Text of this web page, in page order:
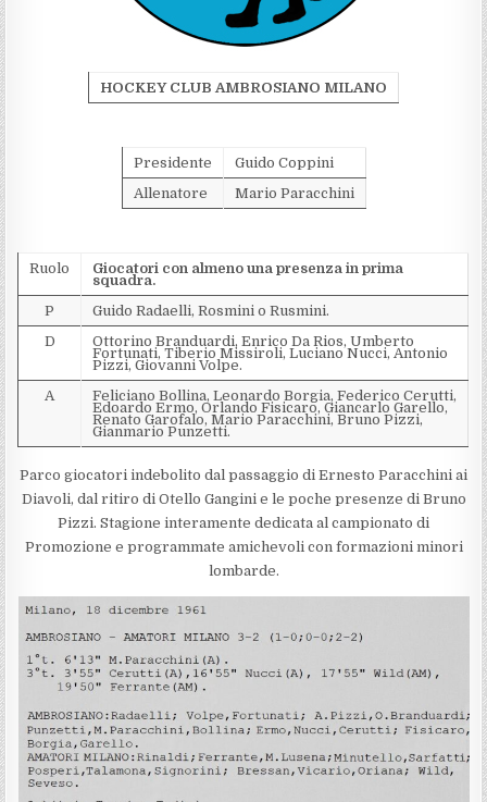
HOCKEY CLUB AMBROSIANO MILANO
Presidente
Guido Coppini
Allenatore
Mario Paracchini
Ruolo Giocatori con almeno una presenza in prima
squadra.
P
Guido Radaelli, Rosmini o Rusmini.
D
Ottorino Branduardi, Enrico Da Rios, Umberto
Fortunati, Tiberio Missiroli, Luciano Nucci, Antonio
Pizzi, Giovanni Volpe.
A
Feliciano Bollina, Leonardo Borgia, Federico Cerutti,
Edoardo Ermo, Orlando Fisicaro, Giancarlo Garello,
Renato Garofalo, Mario Paracchini, Bruno Pizzi,
Gianmario Punzetti.
Parco giocatori indebolito dal passaggio di Ernesto Paracchini ai
Diavoli, dal ritiro di Otello Gangini e le poche presenze di Bruno
Pizzi. Stagione interamente dedicata al campionato di
Promozione e programmate amichevoli con formazioni minori
lombarde.